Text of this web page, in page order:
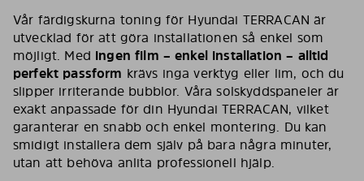
Vår färdigskurna toning för Hyundai TERRACAN är
utvecklad för att göra installationen så enkel som
möjligt. Med ingen film – enkel installation – alltid
perfekt passform krävs inga verktyg eller lim, och du
slipper irriterande bubblor. Våra solskyddspaneler är
exakt anpassade för din Hyundai TERRACAN, vilket
garanterar en snabb och enkel montering. Du kan
smidigt installera dem själv på bara några minuter,
utan att behöva anlita professionell hjälp.